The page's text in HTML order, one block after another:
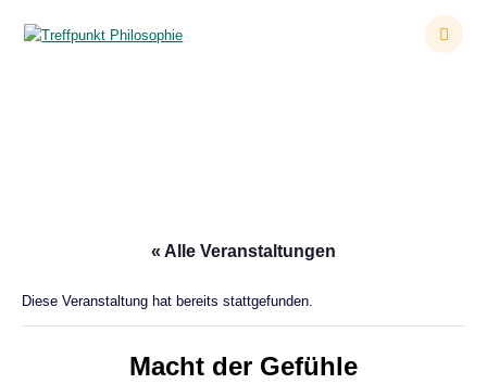
« Alle Veranstaltungen
Diese Veranstaltung hat bereits stattgefunden.
Macht der Gefühle